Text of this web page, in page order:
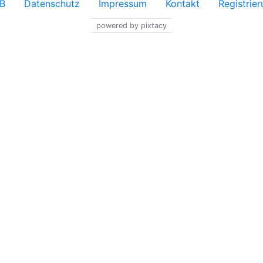
Datenschutz Impressum Kontakt
powered by pixtacy